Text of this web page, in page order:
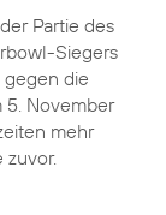
Partie des
Siegers
gegen die
5. November
mehr
zuvor.